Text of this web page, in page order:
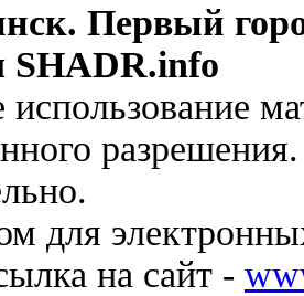
Первый
SHADR.info
для
на сайт -